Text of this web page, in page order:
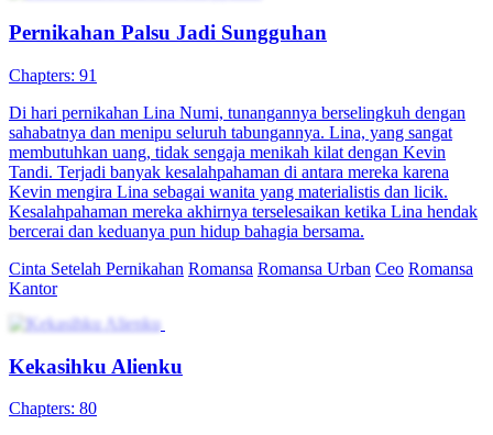
Pernikahan Palsu Jadi Sungguhan
Chapters: 91
Di hari pernikahan Lina Numi, tunangannya berselingkuh dengan
sahabatnya dan menipu seluruh tabungannya. Lina, yang sangat
membutuhkan uang, tidak sengaja menikah kilat dengan Kevin
Tandi. Terjadi banyak kesalahpahaman di antara mereka karena
Kevin mengira Lina sebagai wanita yang materialistis dan licik.
Kesalahpahaman mereka akhirnya terselesaikan ketika Lina hendak
bercerai dan keduanya pun hidup bahagia bersama.
Cinta Setelah Pernikahan Romansa Romansa Urban Ceo Romansa
Kantor
Kekasihku Alienku
Chapters: 80